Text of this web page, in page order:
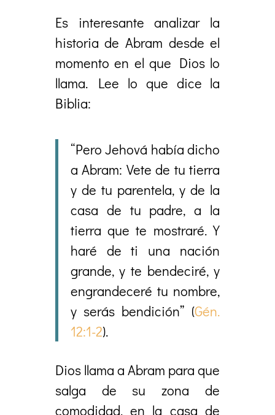
Es interesante analizar la
historia de Abram desde el
momento en el que Dios lo
llama. Lee lo que dice la
Biblia:
“Pero Jehová había dicho
a Abram: Vete de tu tierra
y de tu parentela, y de la
casa de tu padre, a la
tierra que te mostraré. Y
haré de ti una nación
grande, y te bendeciré, y
engrandeceré tu nombre,
y serás bendición” (Gén.
12:1-2).
Dios llama a Abram para que
salga de su zona de
comodidad, en la casa de